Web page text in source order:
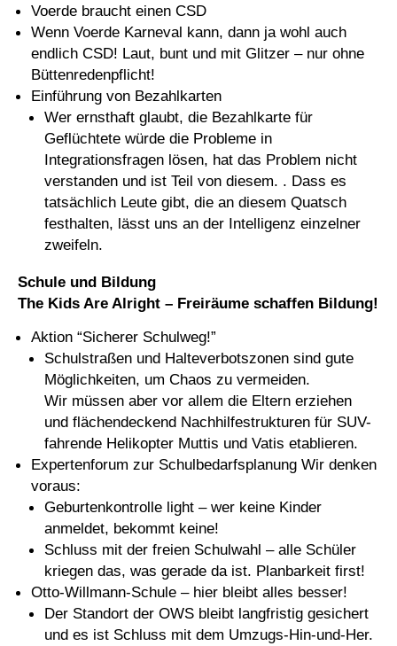
Voerde braucht einen CSD
Wenn Voerde Karneval kann, dann ja wohl auch
endlich CSD! Laut, bunt und mit Glitzer – nur ohne
Büttenredenpflicht!
Einführung von Bezahlkarten
Wer ernsthaft glaubt, die Bezahlkarte für
Geflüchtete würde die Probleme in
Integrationsfragen lösen, hat das Problem nicht
verstanden und ist Teil von diesem. . Dass es
tatsächlich Leute gibt, die an diesem Quatsch
festhalten, lässt uns an der Intelligenz einzelner
zweifeln.
Schule und Bildung
The Kids Are Alright – Freiräume schaffen Bildung!
Aktion “Sicherer Schulweg!”
Schulstraßen und Halteverbotszonen sind gute
Möglichkeiten, um Chaos zu vermeiden.
Wir müssen aber vor allem die Eltern erziehen
und flächendeckend Nachhilfestrukturen für SUV-
fahrende Helikopter Muttis und Vatis etablieren.
Expertenforum zur Schulbedarfsplanung Wir denken
voraus:
Geburtenkontrolle light – wer keine Kinder
anmeldet, bekommt keine!
Schluss mit der freien Schulwahl – alle Schüler
kriegen das, was gerade da ist. Planbarkeit first!
Otto-Willmann-Schule – hier bleibt alles besser!
Der Standort der OWS bleibt langfristig gesichert
und es ist Schluss mit dem Umzugs-Hin-und-Her.